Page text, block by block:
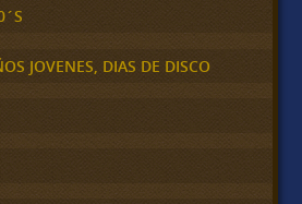
JOVENES, DIAS DE DISCO